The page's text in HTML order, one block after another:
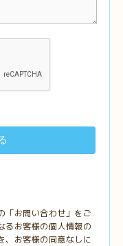
「お問い合わせ」をご
るお客様の個人情報の
、お客様の同意なしに